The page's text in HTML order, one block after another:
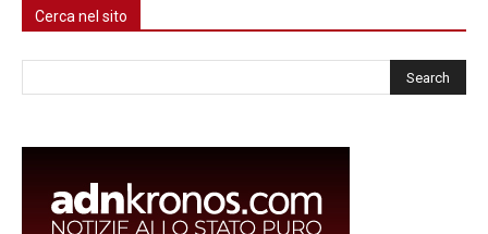
Cerca nel sito